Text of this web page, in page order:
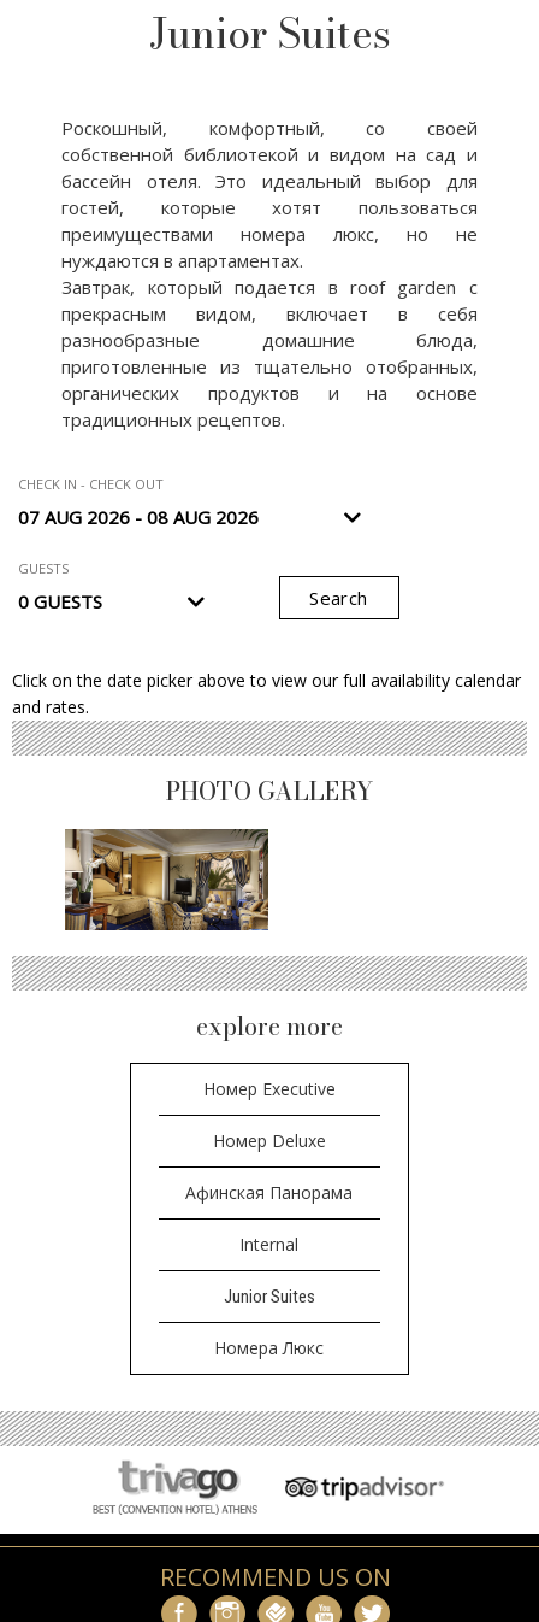
Junior Suites
Роскошный, комфортный, со своей
собственной библиотекой и видом на сад и
бассейн отеля. Это идеальный выбор для
гостей, которые хотят пользоваться
преимуществами номера люкс, но не
нуждаются в апартаментах.
Завтрак, который подается в roof garden с
прекрасным видом, включает в себя
разнообразные домашние блюда,
приготовленные из тщательно отобранных,
органических продуктов и на основе
традиционных рецептов.
CHECK IN - CHECK OUT
GUESTS
Search
Click on the date picker above to view our full availability calendar
and rates.
PHOTO GALLERY
explore more
Номер Executive
Номер Deluxe
Афинская Панорама
Internal
Junior Suites
Номера Люкс
RECOMMEND US ON